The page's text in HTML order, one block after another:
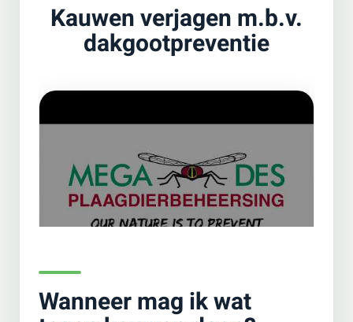
Kauwen verjagen m.b.v.
dakgootpreventie
Wanneer mag ik wat